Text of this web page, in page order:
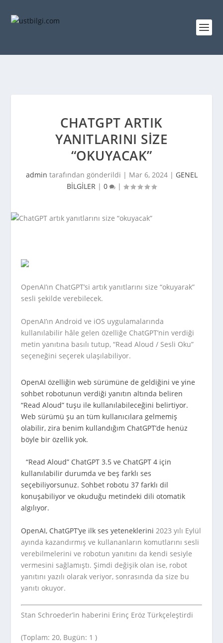
CHATGPT ARTIK
YANITLARINI SIZE
“OKUYACAK”
admin tarafından gönderildi | Mar 6, 2024| GENEL
BİLGİLER | 0 |
OpenAI’ın ChatGPT’si artık yanıtlarını size “okuyarak”
sesli şekilde verebilecek.
OpenAI’ın Android ve iOS uygulamalarında
kullanılabilir hâle gelen özelliğe ChatGPT’nin verdiği
metin yanıtına basılı tutup, “Read Aloud / Sesli Oku”
seçeneğini seçerek ulaşılabiliyor.
OpenAI özelliğin web sürümüne de geldiğini ve yine
sohbet robotunun verdiği yanıtın altında beliren
“Read Aloud” tuşu ile kullanılabileceğini belirtiyor.
Web sürümü şu an tüm kullanıcılara gelmemiş
olabilir, zira benim kullandığım ChatGPT’de henüz
böyle bir özellik yok.
“Read Aloud” ChatGPT 3.5 ve ChatGPT 4 için
kullanılabilir durumda ve beş farklı ses
seçebiliyorsunuz. Sohbet robotu 37 farklı dil
konuşabiliyor ve okuduğu metindeki dili otomatik
algılıyor.
OpenAI, ChatGPT’ye ilkses yeteneklerini 2023 yılı Eylül
ayında kazandırmış ve kullananların komutlarını sesli
verebilmelerini ve robotun yanıtını da kendi sesiyle
vermesini sağlamıştı. Şimdi değişik olan ise, robot
yanıtını yazılı olarak veriyor, sonrasında da size bu
yanıtı okuyor.
Stan Schroeder’in haberini Erinç Eröz Türkçeleştirdi
(Toplam: 20, Bugün: 1 )